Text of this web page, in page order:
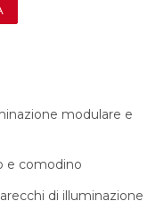
modulare e
e comodino
di illuminazione